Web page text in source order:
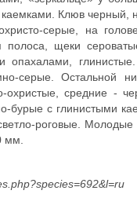
Клюв черный,
серые, на
полоса, щеки
опахалами,
серые. Остальной
охристые, средние -
бурые с глинистыми
роговые.
мм.